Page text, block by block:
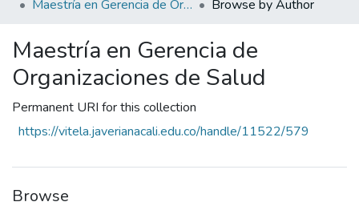
Maestría en Gerencia de Organizaciones de Salud
Browse by Author
Maestría en Gerencia de
Organizaciones de Salud
Permanent URI for this collection
https://vitela.javerianacali.edu.co/handle/11522/579
Browse